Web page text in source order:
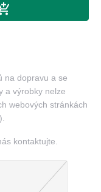
na dopravu a se
a výrobky nelze
webových stránkách
kontaktujte.